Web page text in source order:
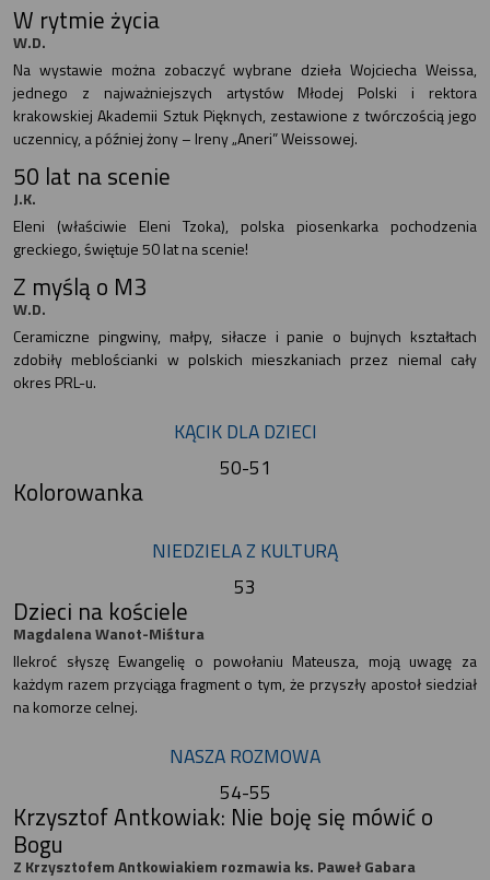
W rytmie życia
W.D.
Na wystawie można zobaczyć wybrane dzieła Wojciecha Weissa,
jednego z najważniejszych artystów Młodej Polski i rektora
krakowskiej Akademii Sztuk Pięknych, zestawione z twórczością jego
uczennicy, a później żony – Ireny „Aneri” Weissowej.
50 lat na scenie
J.K.
Eleni (właściwie Eleni Tzoka), polska piosenkarka pochodzenia
greckiego, świętuje 50 lat na scenie!
Z myślą o M3
W.D.
Ceramiczne pingwiny, małpy, siłacze i panie o bujnych kształtach
zdobiły meblościanki w polskich mieszkaniach przez niemal cały
okres PRL-u.
KĄCIK DLA DZIECI
50-51
Kolorowanka
NIEDZIELA Z KULTURĄ
53
Dzieci na kościele
Magdalena Wanot-Miśtura
Ilekroć słyszę Ewangelię o powołaniu Mateusza, moją uwagę za
każdym razem przyciąga fragment o tym, że przyszły apostoł siedział
na komorze celnej.
NASZA ROZMOWA
54-55
Krzysztof Antkowiak: Nie boję się mówić o
Bogu
Z Krzysztofem Antkowiakiem rozmawia ks. Paweł Gabara